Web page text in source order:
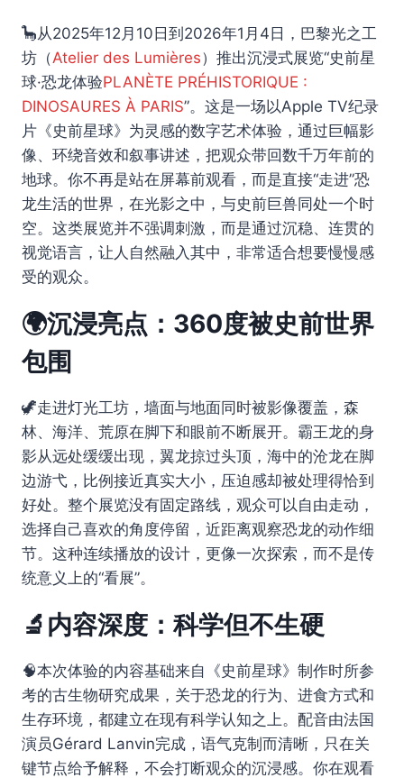
🦕从2025年12月10日到2026年1月4日，巴黎光之工
坊（Atelier des Lumières）推出沉浸式展览“史前星
球·恐龙体验PLANÈTE PRÉHISTORIQUE :
DINOSAURES À PARIS”。这是一场以Apple TV纪录
片《史前星球》为灵感的数字艺术体验，通过巨幅影
像、环绕音效和叙事讲述，把观众带回数千万年前的
地球。你不再是站在屏幕前观看，而是直接“走进”恐
龙生活的世界，在光影之中，与史前巨兽同处一个时
空。这类展览并不强调刺激，而是通过沉稳、连贯的
视觉语言，让人自然融入其中，非常适合想要慢慢感
受的观众。
🌍沉浸亮点：360度被史前世界
包围
🦖走进灯光工坊，墙面与地面同时被影像覆盖，森
林、海洋、荒原在脚下和眼前不断展开。霸王龙的身
影从远处缓缓出现，翼龙掠过头顶，海中的沧龙在脚
边游弋，比例接近真实大小，压迫感却被处理得恰到
好处。整个展览没有固定路线，观众可以自由走动，
选择自己喜欢的角度停留，近距离观察恐龙的动作细
节。这种连续播放的设计，更像一次探索，而不是传
统意义上的“看展”。
🔬内容深度：科学但不生硬
🧠本次体验的内容基础来自《史前星球》制作时所参
考的古生物研究成果，关于恐龙的行为、进食方式和
生存环境，都建立在现有科学认知之上。配音由法国
演员Gérard Lanvin完成，语气克制而清晰，只在关
键节点给予解释，不会打断观众的沉浸感。你在观看